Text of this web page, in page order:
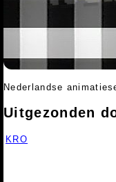
Nederlandse
Uitgezonden
KRO